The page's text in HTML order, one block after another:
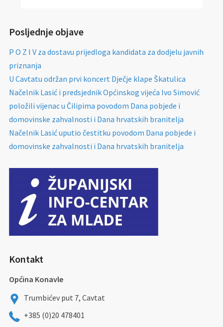
Posljednje objave
P O Z I V za dostavu prijedloga kandidata za dodjelu javnih
priznanja
U Cavtatu održan prvi koncert Dječje klape Škatulica
Načelnik Lasić i predsjednik Općinskog vijeća Ivo Simović
položili vijenac u Čilipima povodom Dana pobjede i
domovinske zahvalnosti i Dana hrvatskih branitelja
Načelnik Lasić uputio čestitku povodom Dana pobjede i
domovinske zahvalnosti i Dana hrvatskih branitelja
Kontakt
Općina Konavle
Trumbićev put 7, Cavtat
+385 (0)20 478401